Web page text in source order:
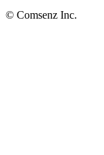
© Comsenz Inc.